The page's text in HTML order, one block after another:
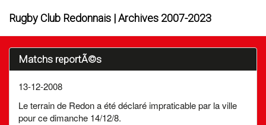
Rugby Club Redonnais | Archives 2007-2023
Matchs reportÃ©s
13-12-2008
Le terrain de Redon a été déclaré impraticable par la ville
pour ce dimanche 14/12/8.